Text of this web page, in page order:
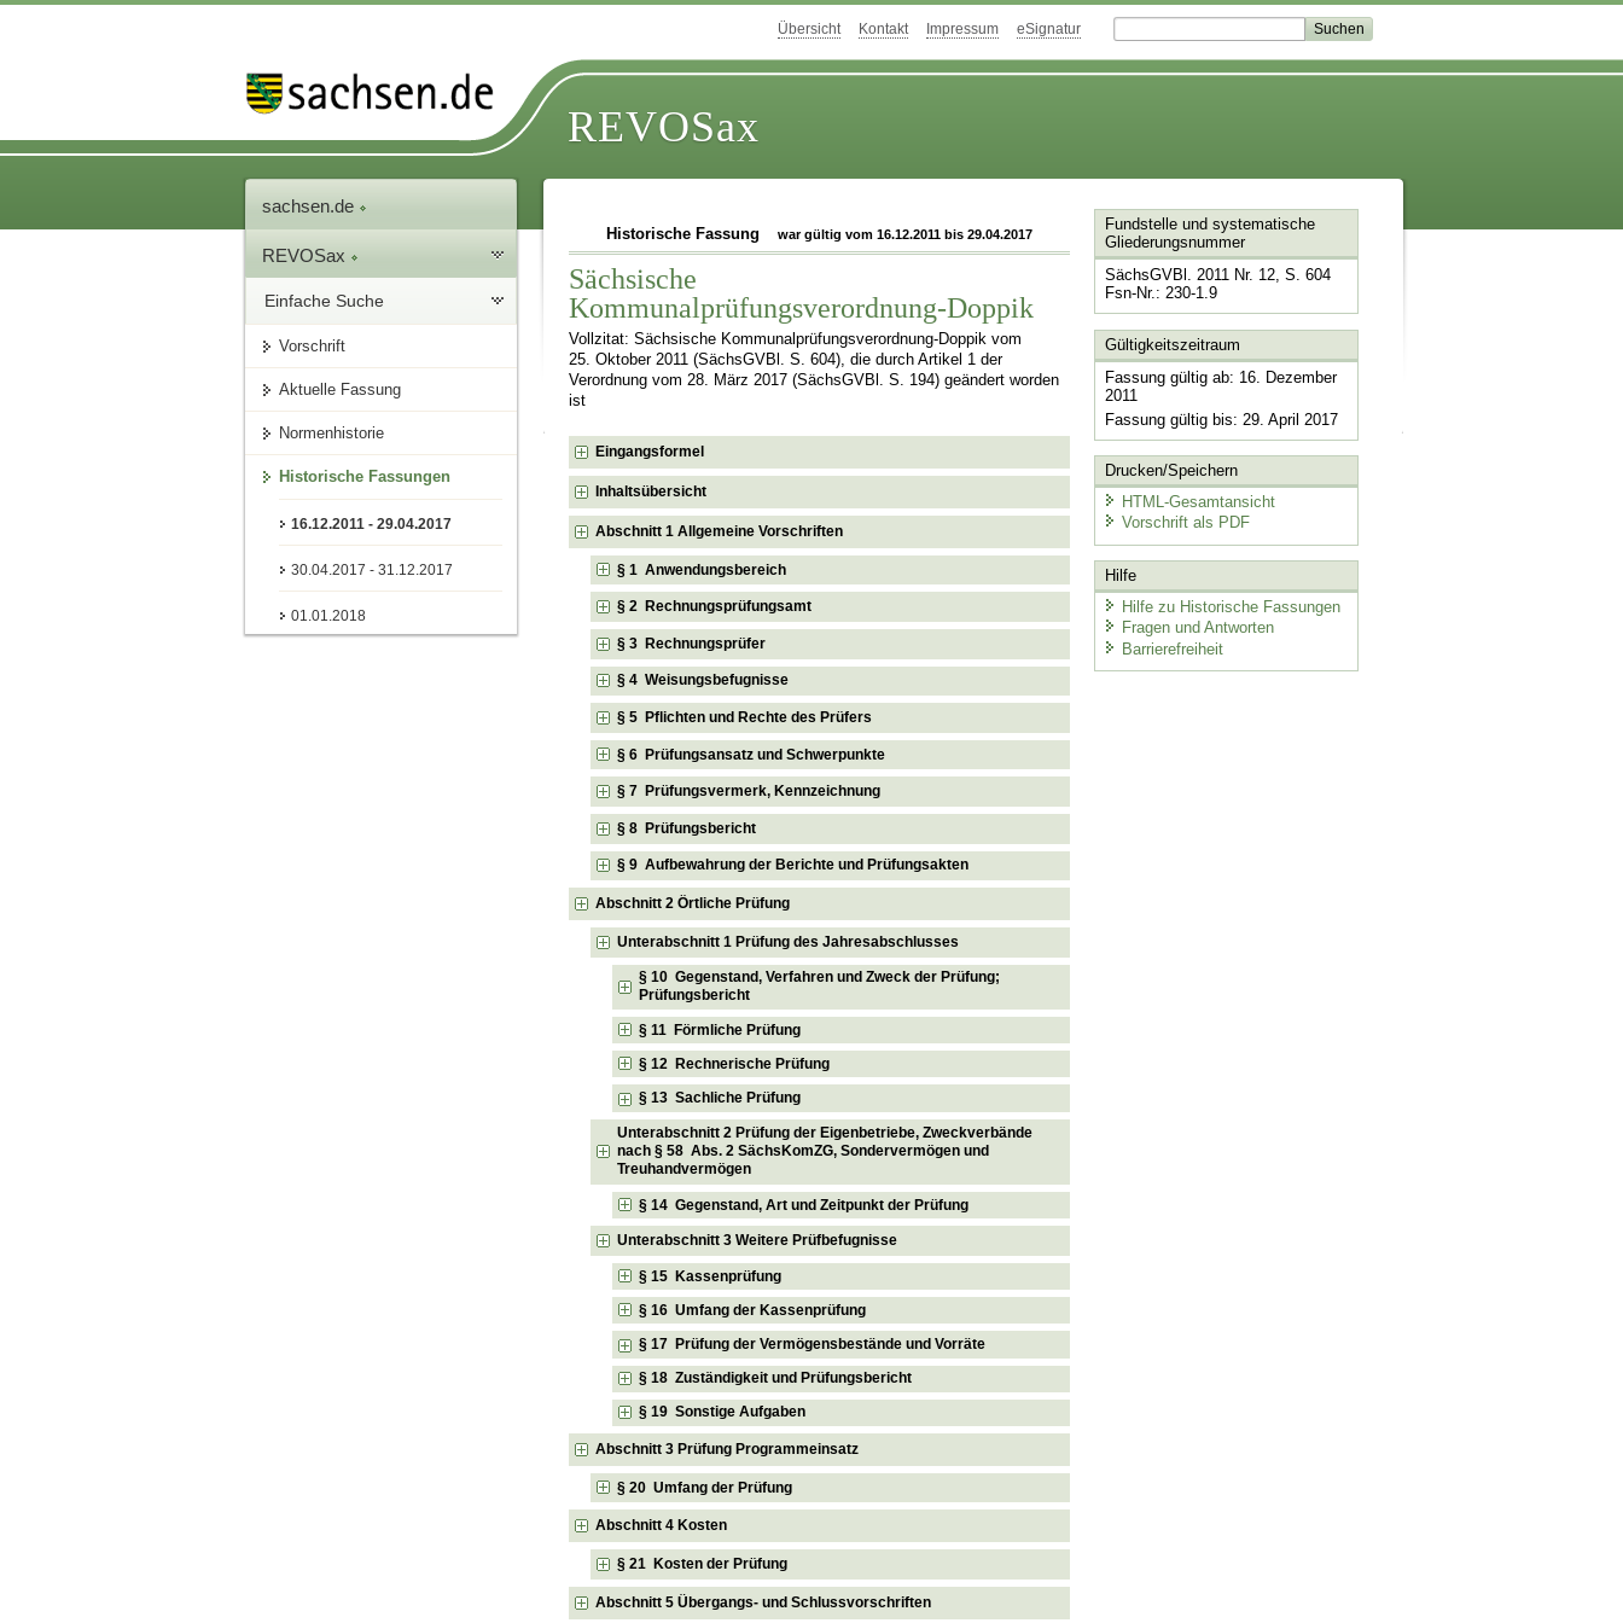
Übersicht Kontakt Impressum eSignatur
REVOSax
sachsen.de
REVOSax
Einfache Suche
Vorschrift
Aktuelle Fassung
Normenhistorie
Historische Fassungen
16.12.2011 - 29.04.2017
30.04.2017 - 31.12.2017
01.01.2018
Historische Fassung war gültig vom 16.12.2011 bis 29.04.2017
Sächsische
Kommunalprüfungsverordnung-Doppik
Vollzitat: Sächsische Kommunalprüfungsverordnung-Doppik vom
25. Oktober 2011 (SächsGVBl. S. 604), die durch Artikel 1 der
Verordnung vom 28. März 2017 (SächsGVBl. S. 194) geändert worden
ist
Eingangsformel
Inhaltsübersicht
Abschnitt 1 Allgemeine Vorschriften
§ 1 Anwendungsbereich
§ 2 Rechnungsprüfungsamt
§ 3 Rechnungsprüfer
§ 4 Weisungsbefugnisse
§ 5 Pflichten und Rechte des Prüfers
§ 6 Prüfungsansatz und Schwerpunkte
§ 7 Prüfungsvermerk, Kennzeichnung
§ 8 Prüfungsbericht
§ 9 Aufbewahrung der Berichte und Prüfungsakten
Abschnitt 2 Örtliche Prüfung
Unterabschnitt 1 Prüfung des Jahresabschlusses
§ 10 Gegenstand, Verfahren und Zweck der Prüfung;
Prüfungsbericht
§ 11 Förmliche Prüfung
§ 12 Rechnerische Prüfung
§ 13 Sachliche Prüfung
Unterabschnitt 2 Prüfung der Eigenbetriebe, Zweckverbände
nach § 58 Abs. 2 SächsKomZG, Sondervermögen und
Treuhandvermögen
§ 14 Gegenstand, Art und Zeitpunkt der Prüfung
Unterabschnitt 3 Weitere Prüfbefugnisse
§ 15 Kassenprüfung
§ 16 Umfang der Kassenprüfung
§ 17 Prüfung der Vermögensbestände und Vorräte
§ 18 Zuständigkeit und Prüfungsbericht
§ 19 Sonstige Aufgaben
Abschnitt 3 Prüfung Programmeinsatz
§ 20 Umfang der Prüfung
Abschnitt 4 Kosten
§ 21 Kosten der Prüfung
Abschnitt 5 Übergangs- und Schlussvorschriften
Fundstelle und systematische
Gliederungsnummer
SächsGVBl. 2011 Nr. 12, S. 604
Fsn-Nr.: 230-1.9
Gültigkeitszeitraum
Fassung gültig ab: 16. Dezember
2011
Fassung gültig bis: 29. April 2017
Drucken/Speichern
HTML-Gesamtansicht
Vorschrift als PDF
Hilfe
Hilfe zu Historische Fassungen
Fragen und Antworten
Barrierefreiheit